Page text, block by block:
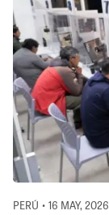
PERÚ • 16 MAY, 2026